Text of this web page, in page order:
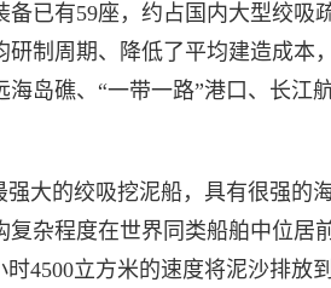
已有59座，约占国内大型绞吸
研制周期、降低了平均建造成本
岛礁、“一带一路”港口、长江
强大的绞吸挖泥船，具有很强的
复杂程度在世界同类船舶中位居
4500立方米的速度将泥沙排放